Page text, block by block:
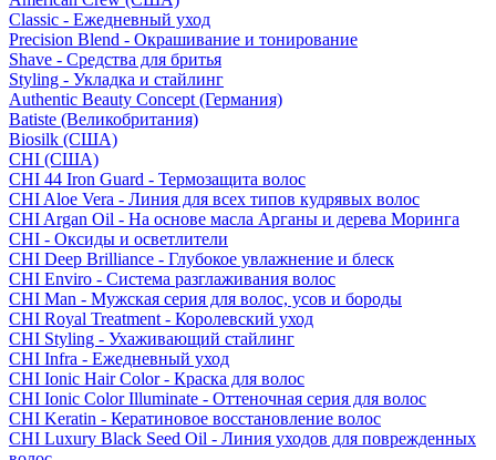
Classic - Ежедневный уход
Precision Blend - Окрашивание и тонирование
Shave - Средства для бритья
Styling - Укладка и стайлинг
Authentic Beauty Concept (Германия)
Batiste (Великобритания)
Biosilk (США)
CHI (США)
CHI 44 Iron Guard - Термозащита волос
CHI Aloe Vera - Линия для всех типов кудрявых волос
CHI Argan Oil - На основе масла Арганы и дерева Моринга
CHI - Оксиды и осветлители
CHI Deep Brilliance - Глубокое увлажнение и блеск
CHI Enviro - Система разглаживания волос
CHI Man - Мужская серия для волос, усов и бороды
CHI Royal Treatment - Королевский уход
CHI Styling - Ухаживающий стайлинг
CHI Infra - Ежедневный уход
CHI Ionic Hair Color - Краска для волос
CHI Ionic Color Illuminate - Оттеночная серия для волос
CHI Keratin - Кератиновое восстановление волос
CHI Luxury Black Seed Oil - Линия уходов для поврежденных